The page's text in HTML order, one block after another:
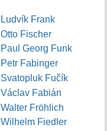
Ludvík Frank
Otto Fischer
Paul Georg Funk
Petr Fabinger
Svatopluk Fučík
Václav Fabián
Walter Fröhlich
Wilhelm Fiedler